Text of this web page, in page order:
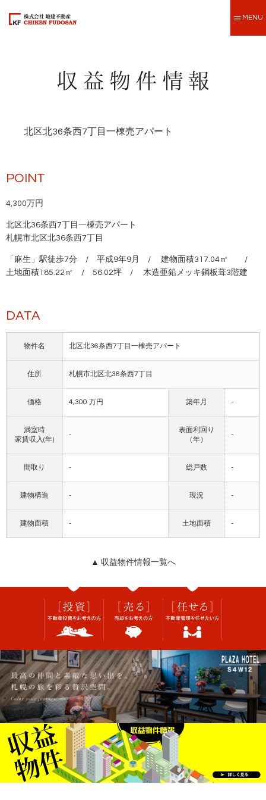
MENU
北区北36条西7丁目一棟売アパート
POINT
4,300万円
北区北36条西7丁目一棟売アパート
札幌市北区北36条西7丁目
「麻生」駅徒歩7分 / 平成9年9月 / 建物面積317.04㎡ /
土地面積185.22㎡ / 56.02坪 / 木造亜鉛メッキ鋼板葺3階建
DATA
物件名 北区北36条西7丁目一棟売アパート
住所 札幌市北区北36条西7丁目
価格 4,300 万円 築年月 -
満室時
家賃収入(年)
-
表面利回り
（年）
-
間取り - 総戸数 -
建物構造 - 現況 -
建物面積 - 土地面積 -
▲ 収益物件情報一覧へ